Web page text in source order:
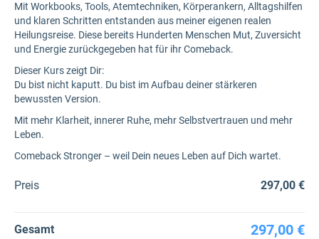
Mit Workbooks, Tools, Atemtechniken, Körperankern, Alltagshilfen
und klaren Schritten entstanden aus meiner eigenen realen
Heilungsreise. Diese bereits Hunderten Menschen Mut, Zuversicht
und Energie zurückgegeben hat für ihr Comeback.
Dieser Kurs zeigt Dir:
Du bist nicht kaputt. Du bist im Aufbau deiner stärkeren
bewussten Version.
Mit mehr Klarheit, innerer Ruhe, mehr Selbstvertrauen und mehr
Leben.
Comeback Stronger – weil Dein neues Leben auf Dich wartet.
Preis 297,00 €
Gesamt 297,00 €